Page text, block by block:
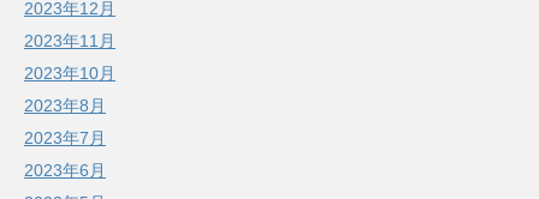
2023年12月
2023年11月
2023年10月
2023年8月
2023年7月
2023年6月